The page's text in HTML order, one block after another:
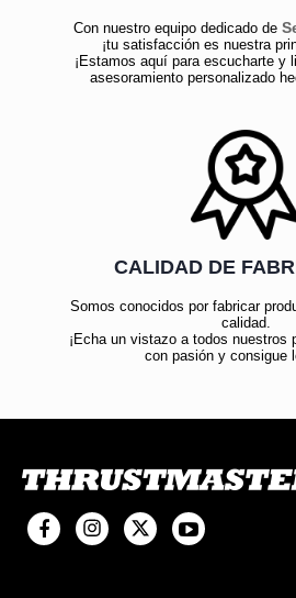
Con nuestro equipo dedicado de
¡tu satisfacción es nuestra
¡Estamos aquí para escucharte y
asesoramiento personalizado
CALIDAD DE
Somos conocidos por fabricar
calidad.
¡Echa un vistazo a todos nuestros
con pasión y consigue